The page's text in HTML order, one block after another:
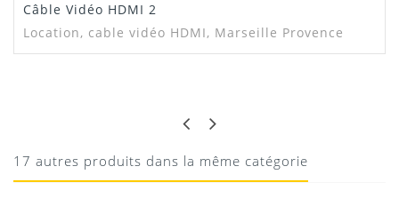
Câble Vidéo HDMI 2
Location, cable vidéo HDMI, Marseille Provence
10/08/2020
17 autres produits dans la même catégorie